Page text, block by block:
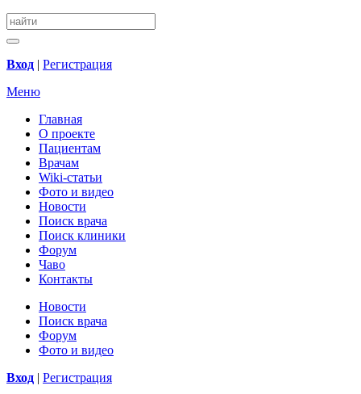
Вход | Регистрация
Меню
Главная
О проекте
Пациентам
Врачам
Wiki-статьи
Фото и видео
Новости
Поиск врача
Поиск клиники
Форум
Чаво
Контакты
Новости
Поиск врача
Форум
Фото и видео
Вход | Регистрация